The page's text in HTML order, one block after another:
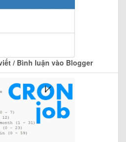
/ Bình luận vào Blogger